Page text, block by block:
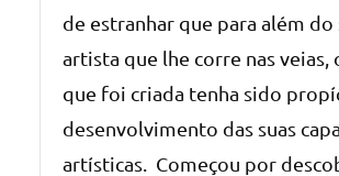
de estranhar que para além do
artista que lhe corre nas veias,
que foi criada tenha sido
desenvolvimento das suas
artísticas. Começou por